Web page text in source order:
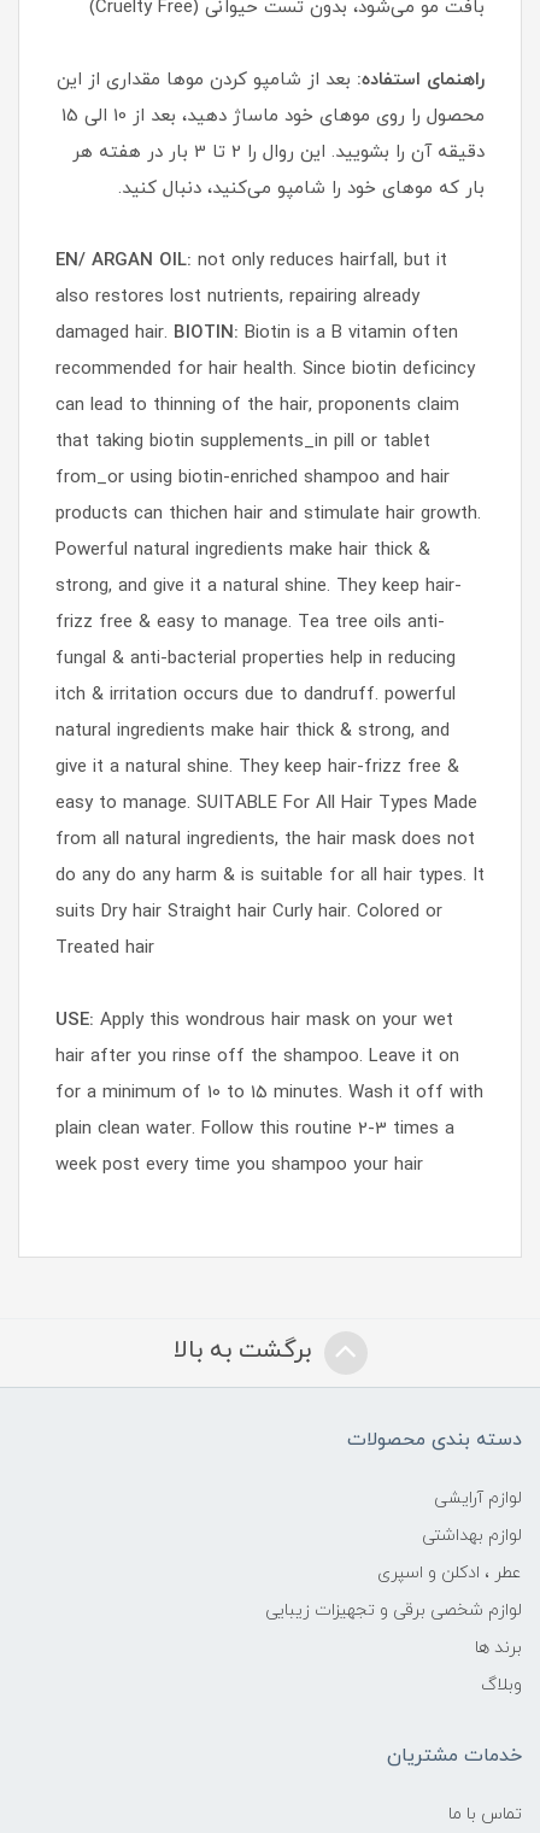
بافت مو می‌شود، بدون تست حیوانی (Cruelty Free)
راهنمای استفاده: بعد از شامپو کردن موها مقداری از این
محصول را روی موهای خود ماساژ دهید، بعد از 10 الی 15
دقیقه آن را بشویید. این روال را 2 تا 3 بار در هفته هر
بار که موهای خود را شامپو می‌کنید، دنبال کنید.
EN/ ARGAN OIL: not only reduces hairfall, but it
also restores lost nutrients, repairing already
damaged hair. BIOTIN: Biotin is a B vitamin often
recommended for hair health. Since biotin deficincy
can lead to thinning of the hair, proponents claim
that taking biotin supplements_in pill or tablet
from_or using biotin-enriched shampoo and hair
products can thichen hair and stimulate hair growth.
Powerful natural ingredients make hair thick &
strong, and give it a natural shine. They keep hair-
frizz free & easy to manage. Tea tree oils anti-
fungal & anti-bacterial properties help in reducing
itch & irritation occurs due to dandruff. powerful
natural ingredients make hair thick & strong, and
give it a natural shine. They keep hair-frizz free &
easy to manage. SUITABLE For All Hair Types Made
from all natural ingredients, the hair mask does not
do any do any harm & is suitable for all hair types. It
suits Dry hair Straight hair Curly hair. Colored or
Treated hair
USE: Apply this wondrous hair mask on your wet
hair after you rinse off the shampoo. Leave it on
for a minimum of 10 to 15 minutes. Wash it off with
plain clean water. Follow this routine 2-3 times a
week post every time you shampoo your hair
برگشت به بالا
دسته بندی محصولات
لوازم آرایشی
لوازم بهداشتی
عطر ، ادکلن و اسپری
لوازم شخصی برقی و تجهیزات زیبایی
برند ها
وبلاگ
خدمات مشتریان
تماس با ما